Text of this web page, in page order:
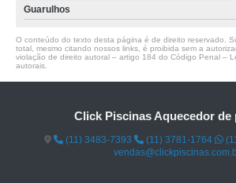
Guarulhos
O conteúdo do texto desta página é de direito reservado.
total, mesmo citando nossos links, é proibida sem a
violação de direito autoral – artigo 184 do Código Penal –
autorais
Click Piscinas Aquecedor de
(11) 3483-7393 (11) 3781-1764